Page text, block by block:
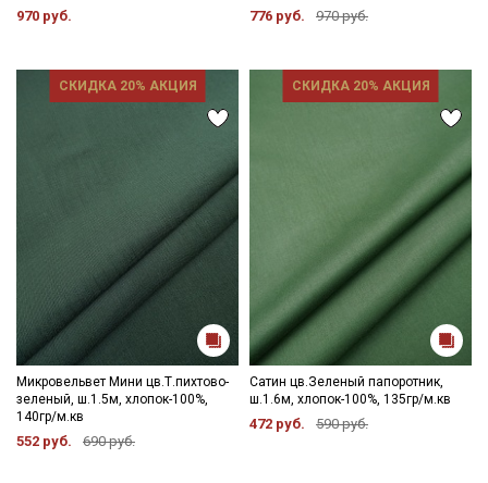
970 руб. 776 руб. 970 руб.
СКИДКА 20% АКЦИЯ
Микровельвет Мини цв.Т.пихтово-
зеленый, ш.1.5м, хлопок-100%,
140гр/м.кв
552 руб. 690 руб.
СКИДКА 20% АКЦИЯ
Сатин цв.Зеленый папоротник,
ш.1.6м, хлопок-100%, 135гр/м.кв
472 руб. 590 руб.